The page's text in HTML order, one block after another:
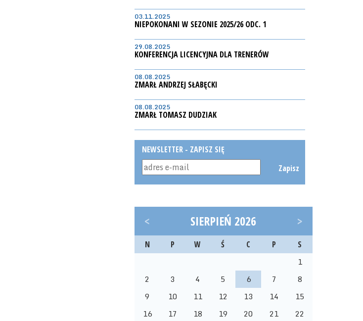
03.11.2025
NIEPOKONANI W SEZONIE 2025/26 ODC. 1
29.08.2025
KONFERENCJA LICENCYJNA DLA TRENERÓW
08.08.2025
ZMARŁ ANDRZEJ SŁABĘCKI
08.08.2025
ZMARŁ TOMASZ DUDZIAK
NEWSLETTER - ZAPISZ SIĘ
Zapisz
< SIERPIEŃ 2026 >
N P W Ś C P S
1
2
3 4 5 6 7
8
9
10 11 12 13 14
15
16
17 18 19 20 21
22